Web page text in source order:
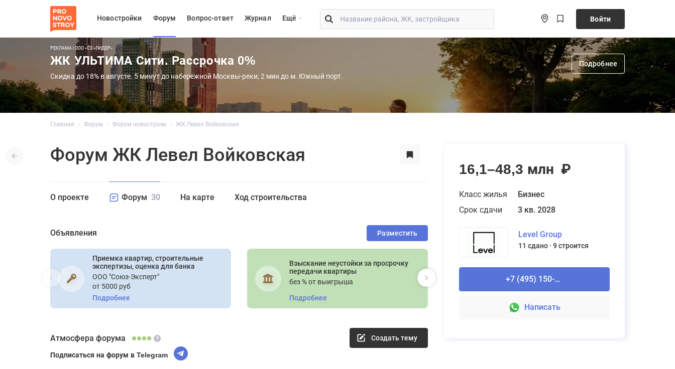
Новостройки Форум Вопрос-ответ Журнал Eщё Войти
РЕКЛАМА | ООО «СЗ «ЛИДЕР»
ЖК УЛЬТИМА Сити. Рассрочка 0%
Скидка до 18% в августе. 5 минут до набережной Москвы-реки, 2 мин до м. Южный порт.
Подробнее
Главная Форум Форум новостроек ЖК Левел Войковская
16,1–48,3 млн ₽
Класс жилья
Бизнес
Срок сдачи
3 кв. 2028
Level Group
11 сдано 9 строится
+7 (495) 150-90-61
Написать
Форум ЖК Левел Войковская
О проекте Форум 30 На карте Ход строительства
Объявления Разместить
Приемка квартир, строительные
экспертизы, оценка для банка
ООО "Союз-Эксперт"
от 5000 руб
Подробнее
Взыскание неустойки за просрочку
передачи квартиры
без % от выигрыша
Подробнее
Рассчитайте стоимость ремонта
Domeo
Атмосфера форума
Подписаться на форум в Telegram
Создать тему